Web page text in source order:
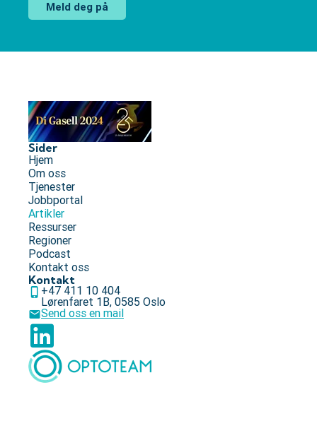
Meld deg på
Sider
Hjem
Om oss
Tjenester
Jobbportal
Artikler
Ressurser
Regioner
Podcast
Kontakt oss
Kontakt
+47 411 10 404
Lørenfaret 1B, 0585 Oslo
Send oss en mail